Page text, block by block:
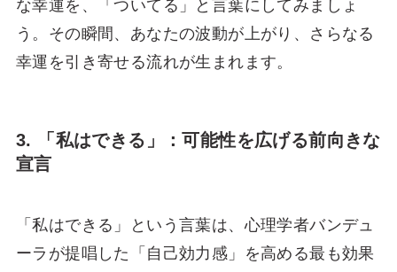
な幸運を、「ついてる」と言葉にしてみましょ
う。その瞬間、あなたの波動が上がり、さらなる
幸運を引き寄せる流れが生まれます。
3. 「私はできる」：可能性を広げる前向きな
宣言
「私はできる」という言葉は、心理学者バンデュ
ーラが提唱した「自己効力感」を高める最も効果